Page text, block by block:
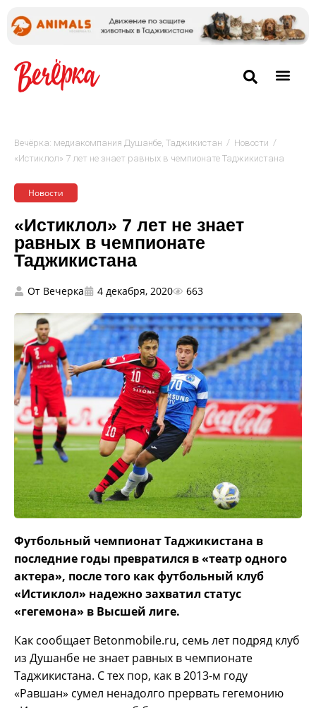
Вечёрка: медиакомпания Душанбе, Таджикистан / Новости /
«Истиклол» 7 лет не знает равных в чемпионате Таджикистана
Новости
«Истиклол» 7 лет не знает
равных в чемпионате
Таджикистана
От Вечерка 4 декабря, 2020 663
Футбольный чемпионат Таджикистана в
последние годы превратился в «театр одного
актера», после того как футбольный клуб
«Истиклол» надежно захватил статус
«гегемона» в Высшей лиге.
Как сообщает Betonmobile.ru, семь лет подряд клуб
из Душанбе не знает равных в чемпионате
Таджикистана. С тех пор, как в 2013-м году
«Равшан» сумел ненадолго прервать гегемонию